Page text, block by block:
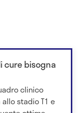
cure bisogna
clinico
stadio T1 e